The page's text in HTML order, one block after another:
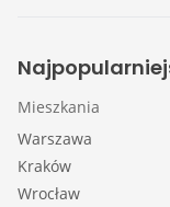
Mieszkania
Warszawa
Kraków
Wrocław